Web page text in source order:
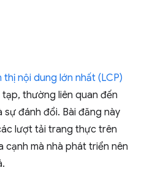
thị nội dung lớn nhất (LCP)
thường liên quan đến
đánh đổi. Bài đăng này
lượt tải trang thực trên
cạnh mà nhà phát triển nên